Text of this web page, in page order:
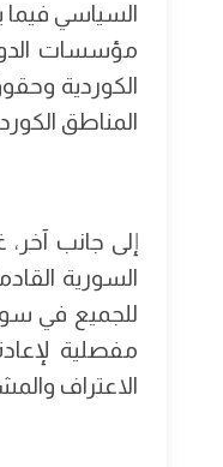
السياسي فيما
مؤسسات
الكوردية
المناطق
إلى جانب آخر،
السورية
للجميع في
مفصلية
الاعتراف